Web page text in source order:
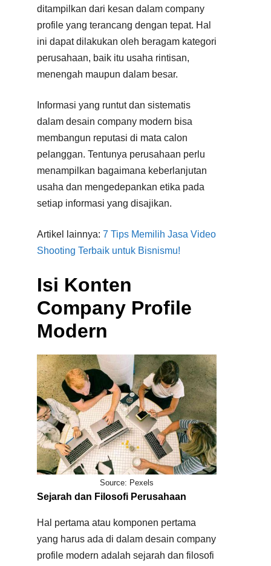
ditampilkan dari kesan dalam company
profile yang terancang dengan tepat. Hal
ini dapat dilakukan oleh beragam kategori
perusahaan, baik itu usaha rintisan,
menengah maupun dalam besar.
Informasi yang runtut dan sistematis
dalam desain company modern bisa
membangun reputasi di mata calon
pelanggan. Tentunya perusahaan perlu
menampilkan bagaimana keberlanjutan
usaha dan mengedepankan etika pada
setiap informasi yang disajikan.
Artikel lainnya: 7 Tips Memilih Jasa Video
Shooting Terbaik untuk Bisnismu!
Isi Konten
Company Profile
Modern
Source: Pexels
Sejarah dan Filosofi Perusahaan
Hal pertama atau komponen pertama
yang harus ada di dalam desain company
profile modern adalah sejarah dan filosofi